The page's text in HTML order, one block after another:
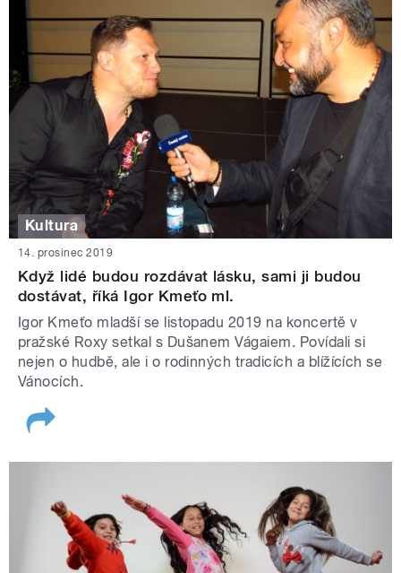
Kultura
14. prosinec 2019
Když lidé budou rozdávat lásku, sami ji budou
dostávat, říká Igor Kmeťo ml.
Igor Kmeťo mladší se listopadu 2019 na koncertě v
pražské Roxy setkal s Dušanem Vágaiem. Povídali si
nejen o hudbě, ale i o rodinných tradicích a blížících se
Vánocích.